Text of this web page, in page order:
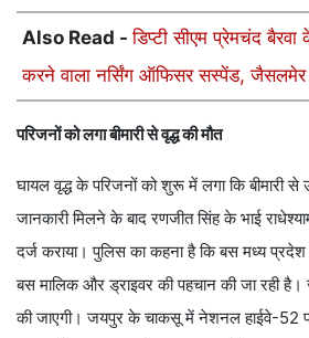
Also Read -डिप्टी सीएम प्रेमचंद
करने वाला नर्सिंग ऑफिसर सस्पेंड, जैसलमेर
परिजनों को लगा बीमारी से वृद्ध की मौत
घायल वृद्ध के परिजनों को शुरू में लगा कि बीमारी
जानकारी मिलने के बाद रणजीत सिंह के भाई
दर्ज कराया। पुलिस का कहना है कि बस मध्य
बस मालिक और ड्राइवर की पहचान की जा रही
की जाएगी। जयपुर के चाकसू में नेशनल हाईवे-52